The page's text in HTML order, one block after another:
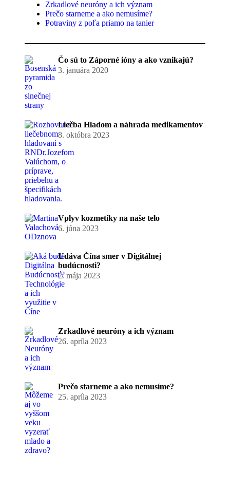
Zrkadlové neuróny a ich význam
Prečo starneme a ako nemusíme?
Potraviny z poľa priamo na tanier
Čo sú to Záporné ióny a ako vznikajú?
3. januára 2020
Liečba Hladom a náhrada medikamentov
8. októbra 2023
Vplyv kozmetiky na naše telo
6. júna 2023
Udáva Čína smer v Digitálnej
budúcnosti?
2. mája 2023
Zrkadlové neuróny a ich význam
26. apríla 2023
Prečo starneme a ako nemusíme?
25. apríla 2023